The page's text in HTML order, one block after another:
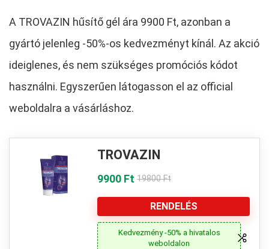
A TROVAZIN hűsítő gél ára 9900 Ft, azonban a
gyártó jelenleg -50%-os kedvezményt kínál. Az akció
ideiglenes, és nem szükséges promóciós kódot
használni. Egyszerűen látogasson el az official
weboldalra a vásárláshoz.
TROVAZIN
9900 Ft 19800 Ft
RENDELÉS
Kedvezmény -50% a hivatalos
weboldalon